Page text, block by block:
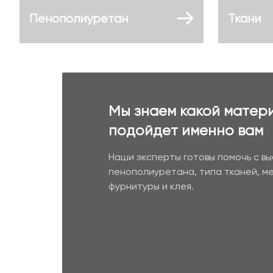
Пенополиуретан Ткани
Мы знаем какой
подойдет именно вам
Наши эксперты готовы помочь с
пенополиуретана, типа тканей,
фурнитуры и клея.